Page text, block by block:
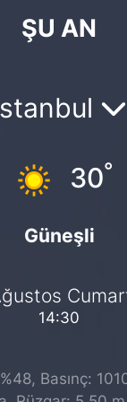
ŞU AN
30°
Güneşli
14:30
Basınç: